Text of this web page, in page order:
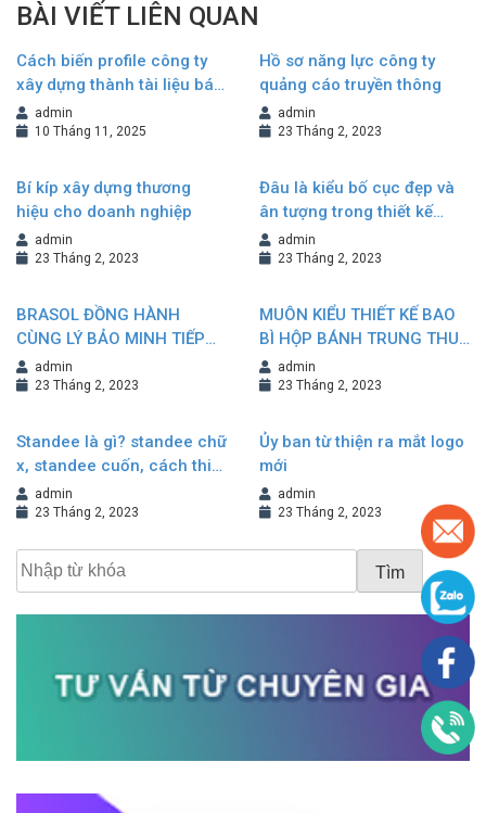
BÀI VIẾT LIÊN QUAN
Cách biến profile công ty
xây dựng thành tài liệu bán
hàng hiệu quả
admin
10 Tháng 11, 2025
Hồ sơ năng lực công ty
quảng cáo truyền thông
admin
23 Tháng 2, 2023
Bí kíp xây dựng thương
hiệu cho doanh nghiệp
admin
23 Tháng 2, 2023
Đâu là kiểu bố cục đẹp và
ân tượng trong thiết kế
Brochure?
admin
23 Tháng 2, 2023
BRASOL ĐỒNG HÀNH
CÙNG LÝ BẢO MINH TIẾP
NỐI VÀ KHẲNG ĐỊNH
THƯƠNG HIỆU
admin
23 Tháng 2, 2023
MUÔN KIỂU THIẾT KẾ BAO
BÌ HỘP BÁNH TRUNG THU
NÂNG TẦM GIÁ TRỊ
THƯƠNG HIỆU
admin
23 Tháng 2, 2023
Standee là gì? standee chữ
x, standee cuốn, cách thiết
kế standee đẹp
admin
23 Tháng 2, 2023
Ủy ban từ thiện ra mắt logo
mới
admin
23 Tháng 2, 2023
Tìm